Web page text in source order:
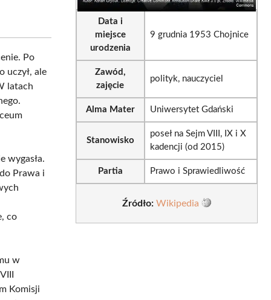
Po
uczył, ale
latach
wygasła.
Prawa i
co
w
Komisji
Data i
miejsce
urodzenia
9 grudnia 1953 Chojnice
Zawód,
zajęcie
polityk, nauczyciel
Alma Mater Uniwersytet Gdański
Stanowisko
poseł na Sejm VIII, IX i X
kadencji (od 2015)
Partia Prawo i Sprawiedliwość
Źródło: Wikipedia